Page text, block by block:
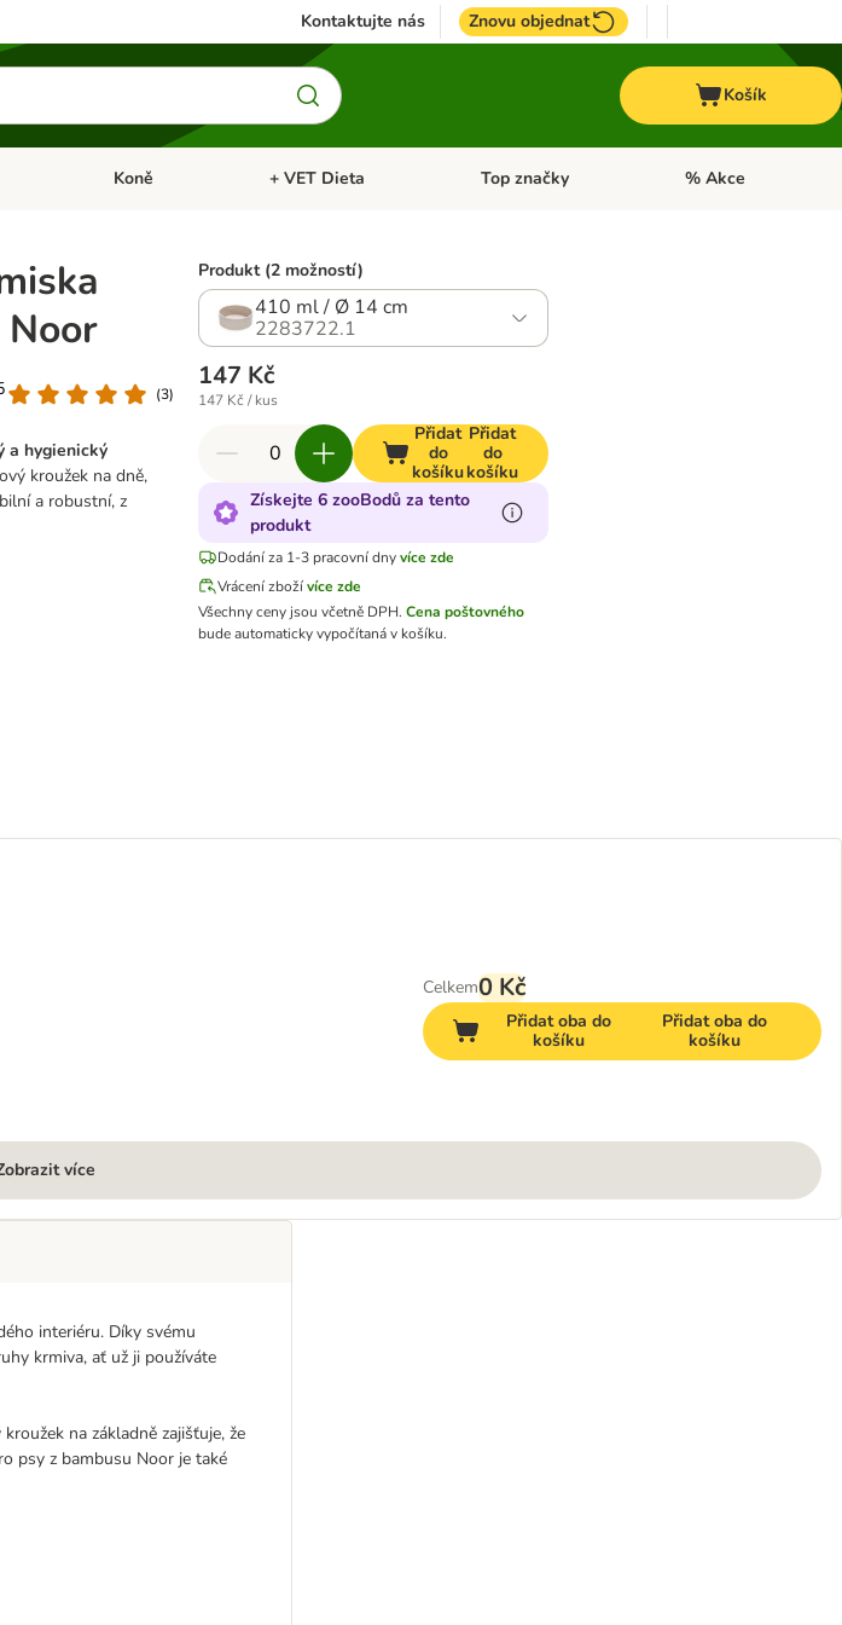
Kontaktujte nás Znovu objednat
Košík
Otevřít menu: Akvaristika
Koně Otevřít menu: Koně
+ VET Dieta Otevřít menu: + VET Dieta
Top značky Otevřít menu: Top
% Akce
(3)
a hygienický
kroužek na dně,
a robustní, z
Produkt (2 možností)
410 ml / Ø 14 cm
2283722.1
147 Kč
147 Kč / kus
Přidat
do
košíku
Přidat
do
košíku
Získejte 6 zooBodů za tento
produkt
Dodání za 1-3 pracovní dnyvíce zde
Vrácení zbožívíce zde
Všechny ceny jsou včetně DPH. Cena poštovného
bude automaticky vypočítaná v košíku.
Celkem0 Kč
Přidat oba do
košíku
Přidat oba do
košíku
více
interiéru. Díky svému
krmiva, ať už ji používáte
na základně zajišťuje, že
psy z bambusu Noor je také